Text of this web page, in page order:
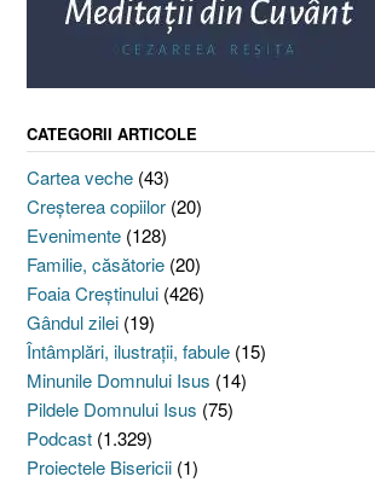
CATEGORII ARTICOLE
Cartea veche (43)
Creşterea copiilor (20)
Evenimente (128)
Familie, căsătorie (20)
Foaia Creştinului (426)
Gândul zilei (19)
Întâmplări, ilustraţii, fabule (15)
Minunile Domnului Isus (14)
Pildele Domnului Isus (75)
Podcast (1.329)
Proiectele Bisericii (1)